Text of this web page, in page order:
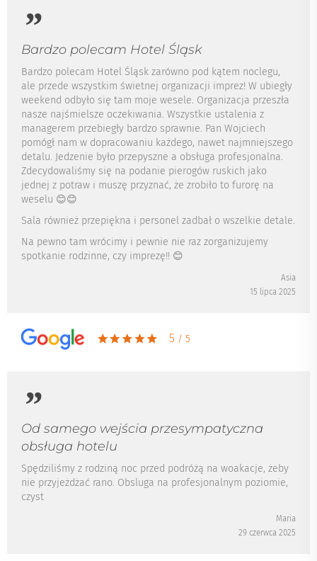
Bardzo polecam Hotel Śląsk
Bardzo polecam Hotel Śląsk zarówno pod kątem noclegu,
ale przede wszystkim świetnej organizacji imprez! W ubiegły
weekend odbyło się tam moje wesele. Organizacja przeszła
nasze najśmielsze oczekiwania. Wszystkie ustalenia z
managerem przebiegły bardzo sprawnie. Pan Wojciech
pomógł nam w dopracowaniu każdego, nawet najmniejszego
detalu. Jedzenie było przepyszne a obsługa profesjonalna.
Zdecydowaliśmy się na podanie pierogów ruskich jako
jednej z potraw i muszę przyznać, że zrobiło to furorę na
weselu 😊😊
Sala również przepiękna i personel zadbał o wszelkie detale.
Na pewno tam wrócimy i pewnie nie raz zorganizujemy
spotkanie rodzinne, czy imprezę!! 😊
Asia
15 lipca 2025
5 / 5
Od samego wejścia przesympatyczna
obsługa hotelu
Spędziliśmy z rodziną noc przed podróżą na woakacje, żeby
nie przyjeżdżać rano. Obsluga na profesjonalnym poziomie,
czyst
Maria
29 czerwca 2025